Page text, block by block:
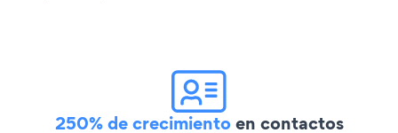
250% de crecimientoen contactos